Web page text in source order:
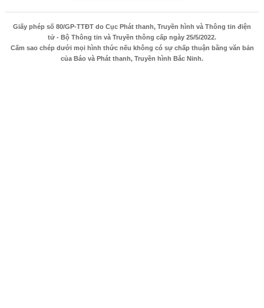
Giấy phép số 80/GP-TTĐT do Cục Phát thanh, Truyền hình và Thông tin điện
tử - Bộ Thông tin và Truyền thông cấp ngày 25/5/2022.
Cấm sao chép dưới mọi hình thức nếu không có sự chấp thuận bằng văn bản
của Báo và Phát thanh, Truyền hình Bắc Ninh.